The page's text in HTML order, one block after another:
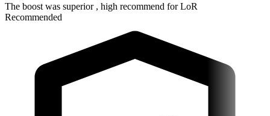
The boost was superior , high recommend for LoR
Recommended